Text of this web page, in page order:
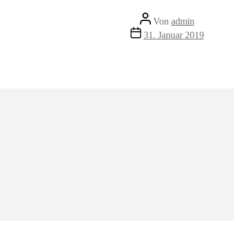
Beitragsautor
Von admin
Veröffentlichungsdatum
31. Januar 2019